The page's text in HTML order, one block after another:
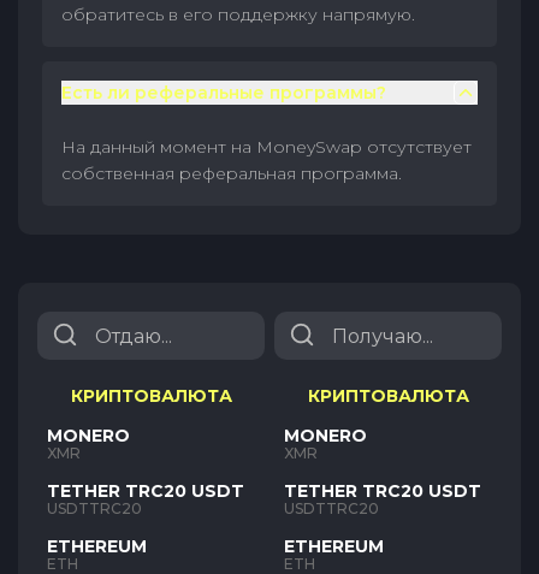
обратитесь в его поддержку напрямую.
Есть ли реферальные программы?
На данный момент на MoneySwap отсутствует
собственная реферальная программа.
КРИПТОВАЛЮТА
MONERO
XMR
TETHER TRC20 USDT
USDTTRC20
ETHEREUM
ETH
КРИПТОВАЛЮТА
MONERO
XMR
TETHER TRC20 USDT
USDTTRC20
ETHEREUM
ETH